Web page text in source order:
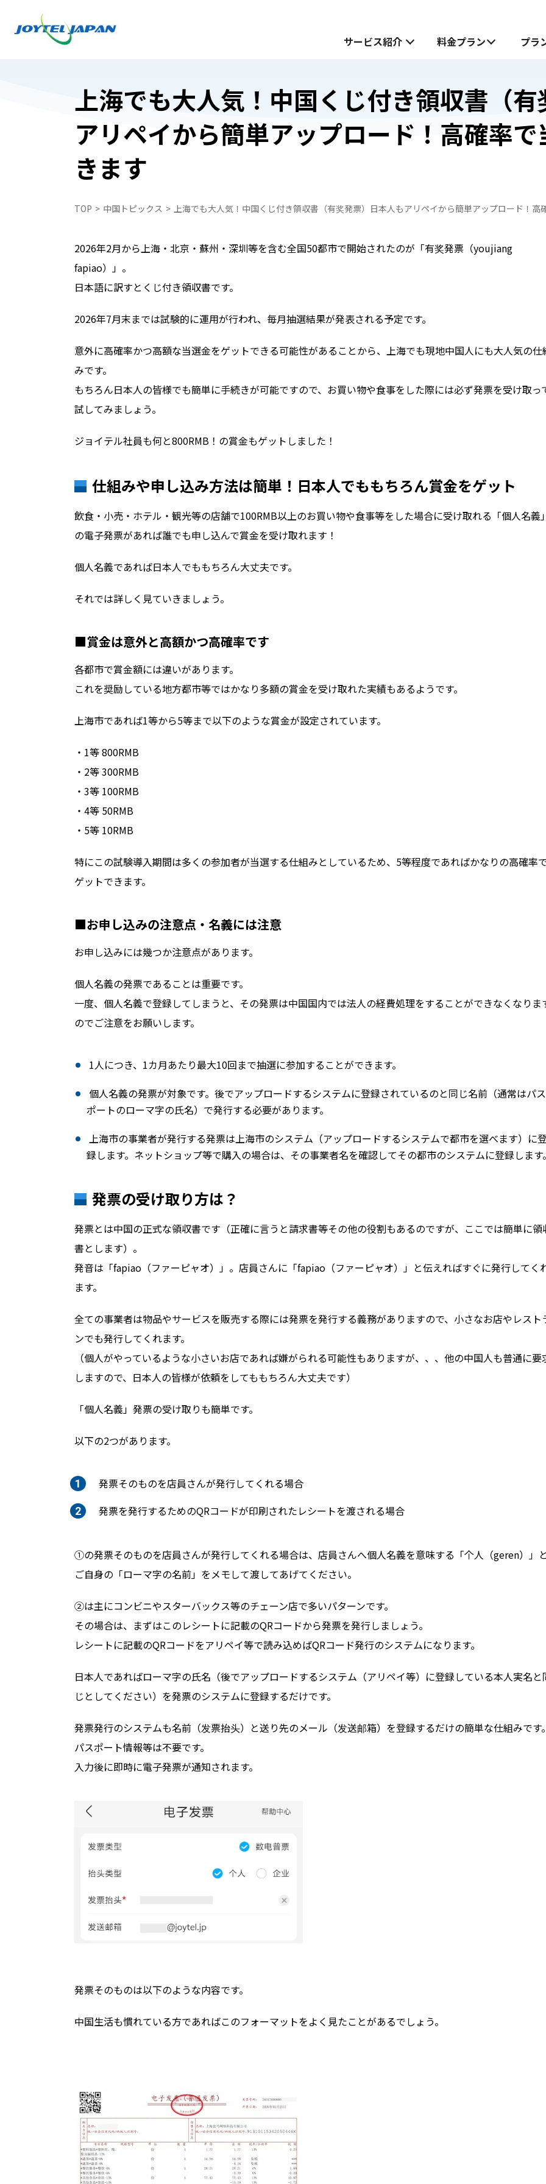
サービス紹介
サービス紹介
日本でお受け取り
中国どこでもWiFiレンタルプラン
WiFiレンタルプラン受取・返却
中国スマートフォンレンタル・中国どこでも
中国携帯電話番号SIM
申込フォーム
中国でお受け取り
中国どこでもWiFiモバイルプラン
JOYTEL SIMの設定方法
料金プラン
日本でお受け取り
中国どこでもWiFiレンタルプラン
中国携帯電話番号SIM
中国スマートフォンレンタル・中国どこでも
ペイ
中国でお受け取り
プラ
上海でも大人気！中国くじ付き領収書（
アリペイから簡単アップロード！高確率
きます
TOP 中国トピックス 上海でも大人気！中国くじ付き領収書（有奖発票）日本人もアリペイから簡単アップロード！高
2026年2月から上海・北京・蘇州・深圳等を含む全国50都市で開始されたのが「有奖発票（youjiang
fapiao）」。
日本語に訳すとくじ付き領収書です。
2026年7月末までは試験的に運用が行われ、毎月抽選結果が発表される予定です。
意外に高確率かつ高額な当選金をゲットできる可能性があることから、上海でも現地中国人にも大人気の仕
みです。
もちろん日本人の皆様でも簡単に手続きが可能ですので、お買い物や食事をした際には必ず発票を受け取っ
試してみましょう。
ジョイテル社員も何と800RMB！の賞金もゲットしました！
仕組みや申し込み方法は簡単！日本人でももちろん賞金をゲット
飲食・小売・ホテル・観光等の店舗で100RMB以上のお買い物や食事等をした場合に受け取れる「個人名義」
の電子発票があれば誰でも申し込んで賞金を受け取れます！
個人名義であれば日本人でももちろん大丈夫です。
それでは詳しく見ていきましょう。
■賞金は意外と高額かつ高確率です
各都市で賞金額には違いがあります。
これを奨励している地方都市等ではかなり多額の賞金を受け取れた実績もあるようです。
上海市であれば1等から5等まで以下のような賞金が設定されています。
・1等 800RMB
・2等 300RMB
・3等 100RMB
・4等 50RMB
・5等 10RMB
特にこの試験導入期間は多くの参加者が当選する仕組みとしているため、5等程度であればかなりの高確率
ゲットできます。
■お申し込みの注意点・名義には注意
お申し込みには幾つか注意点があります。
個人名義の発票であることは重要です。
一度、個人名義で登録してしまうと、その発票は中国国内では法人の経費処理をすることができなくなりま
のでご注意をお願いします。
1人につき、1カ月あたり最大10回まで抽選に参加することができます。
個人名義の発票が対象です。後でアップロードするシステムに登録されているのと同じ名前（通常はパス
ポートのローマ字の氏名）で発行する必要があります。
上海市の事業者が発行する発票は上海市のシステム（アップロードするシステムで都市を選べます）に
録します。ネットショップ等で購入の場合は、その事業者名を確認してその都市のシステムに登録します。
発票の受け取り方は？
発票とは中国の正式な領収書です（正確に言うと請求書等その他の役割もあるのですが、ここでは簡単に領
書とします）。
発音は「fapiao（ファーピャオ）」。店員さんに「fapiao（ファーピャオ）」と伝えればすぐに発行してく
ます。
全ての事業者は物品やサービスを販売する際には発票を発行する義務がありますので、小さなお店やレスト
ンでも発行してくれます。
（個人がやっているような小さいお店であれば嫌がられる可能性もありますが、、、他の中国人も普通に要
しますので、日本人の皆様が依頼をしてももちろん大丈夫です）
「個人名義」発票の受け取りも簡単です。
以下の2つがあります。
発票そのものを店員さんが発行してくれる場合
発票を発行するためのQRコードが印刷されたレシートを渡される場合
①の発票そのものを店員さんが発行してくれる場合は、店員さんへ個人名義を意味する「个人（geren）」と
ご自身の「ローマ字の名前」をメモして渡してあげてください。
②は主にコンビニやスターバックス等のチェーン店で多いパターンです。
その場合は、まずはこのレシートに記載のQRコードから発票を発行しましょう。
レシートに記載のQRコードをアリペイ等で読み込めばQRコード発行のシステムになります。
日本人であればローマ字の氏名（後でアップロードするシステム（アリペイ等）に登録している本人実名と
じとしてください）を発票のシステムに登録するだけです。
発票発行のシステムも名前（发票抬头）と送り先のメール（发送邮箱）を登録するだけの簡単な仕組みです。
パスポート情報等は不要です。
入力後に即時に電子発票が通知されます。
発票そのものは以下のような内容です。
中国生活も慣れている方であればこのフォーマットをよく見たことがあるでしょう。